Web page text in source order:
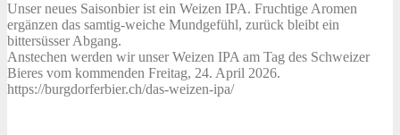
Unser neues Saisonbier ist ein Weizen IPA. Fruchtige Aromen
ergänzen das samtig-weiche Mundgefühl, zurück bleibt ein
bittersüsser Abgang.
Anstechen werden wir unser Weizen IPA am Tag des Schweizer
Bieres vom kommenden Freitag, 24. April 2026.
https://burgdorferbier.ch/das-weizen-ipa/